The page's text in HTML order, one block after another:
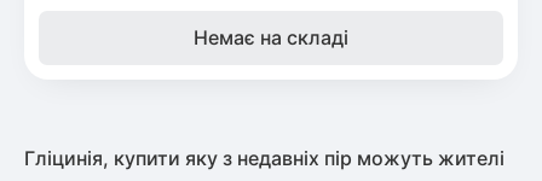
Немає на складі
Гліцинія, купити яку з недавніх пір можуть жителі